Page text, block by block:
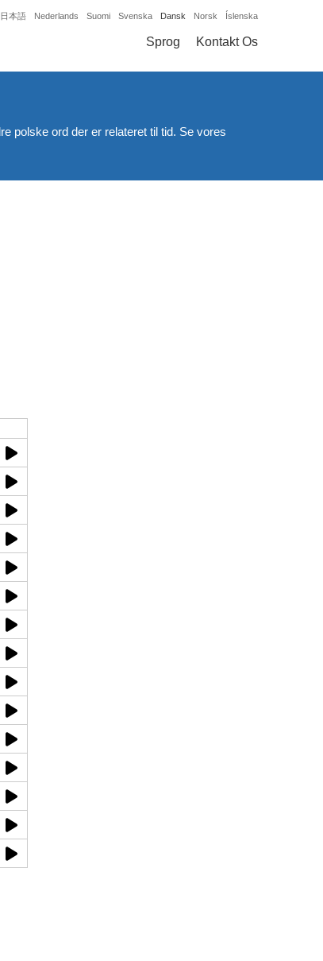
日本語 Nederlands Suomi Svenska Dansk Norsk Íslenska
Sprog Kontakt Os
polske ord der er relateret til tid. Se vores